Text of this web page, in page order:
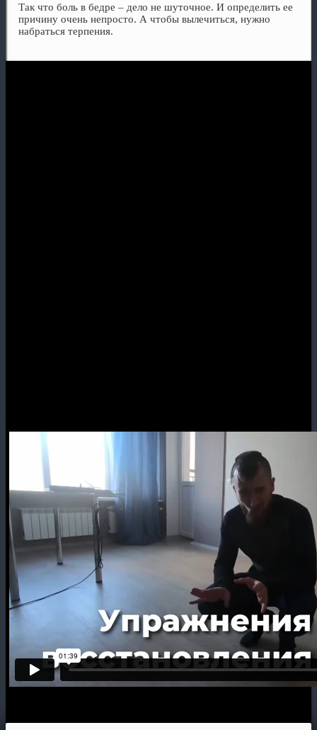
Так что боль в бедре – дело не шуточное. И определить ее
причину очень непросто. А чтобы вылечиться, нужно
набраться терпения.